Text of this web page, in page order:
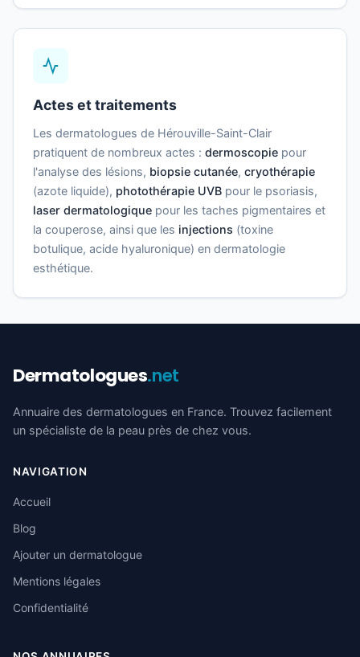
Actes et traitements
Les dermatologues de Hérouville-Saint-Clair
pratiquent de nombreux actes : dermoscopie pour
l'analyse des lésions, biopsie cutanée, cryothérapie
(azote liquide), photothérapie UVB pour le psoriasis,
laser dermatologique pour les taches pigmentaires et
la couperose, ainsi que les injections (toxine
botulique, acide hyaluronique) en dermatologie
esthétique.
Dermatologues.net
Annuaire des dermatologues en France. Trouvez facilement
un spécialiste de la peau près de chez vous.
NAVIGATION
Accueil
Blog
Ajouter un dermatologue
Mentions légales
Confidentialité